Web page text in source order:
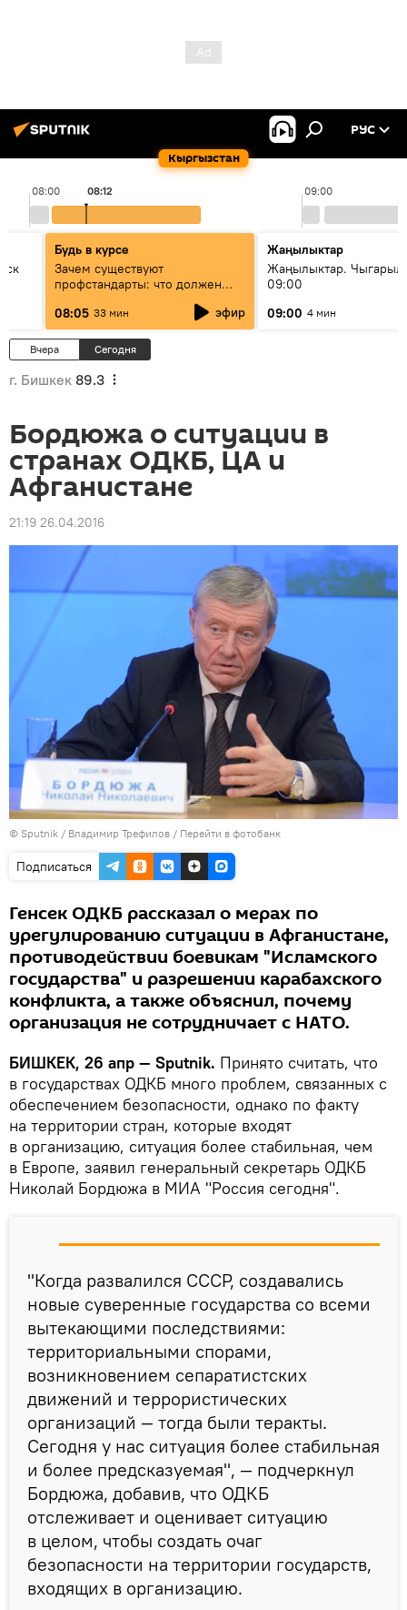
Кыргызстан
РУС
08:00 09:00
08:12
Будь в курсе
Зачем существуют
профстандарты: что должен
знать каждый специалист о
своей профессии
08:05 33 мин эфир
Жаңылыктар
Жаңылыктар.
09:00
09:00 4 мин
Вчера Сегодня
г. Бишкек 89.3
Бордюжа о ситуации в
странах ОДКБ, ЦА и
Афганистане
21:19 26.04.2016
© Sputnik / Владимир Трефилов / Перейти в фотобанк
Подписаться
Генсек ОДКБ рассказал о мерах по
урегулированию ситуации в Афганистане,
противодействии боевикам "Исламского
государства" и разрешении карабахского
конфликта, а также объяснил, почему
организация не сотрудничает с НАТО.
БИШКЕК, 26 апр — Sputnik. Принято считать, что
в государствах ОДКБ много проблем, связанных c
обеспечением безопасности, однако по факту
на территории стран, которые входят
в организацию, ситуация более стабильная, чем
в Европе, заявил генеральный секретарь ОДКБ
Николай Бордюжа в МИА "Россия сегодня".
"Когда развалился СССР, создавались
новые суверенные государства со всеми
вытекающими последствиями:
территориальными спорами,
возникновением сепаратистских
движений и террористических
организаций — тогда были теракты.
Сегодня у нас ситуация более стабильная
и более предсказуемая", — подчеркнул
Бордюжа, добавив, что ОДКБ
отслеживает и оценивает ситуацию
в целом, чтобы создать очаг
безопасности на территории государств,
входящих в организацию.